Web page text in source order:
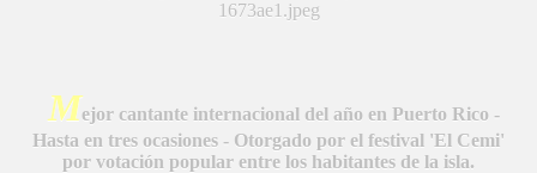
Mejor cantante internacional del año en Puerto Rico -
Hasta en tres ocasiones - Otorgado por el festival 'El Cemi'
por votación popular entre los habitantes de la isla.